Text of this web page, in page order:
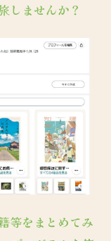
しませんか？
等をまとめてみ